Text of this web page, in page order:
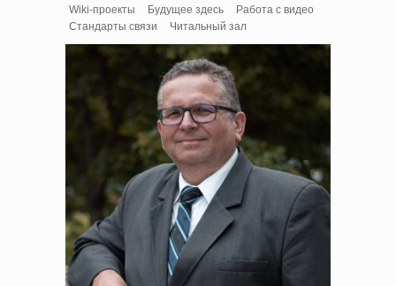
Wiki-проекты Будущее здесь
Работа с видео
Стандарты связи
Читальный зал